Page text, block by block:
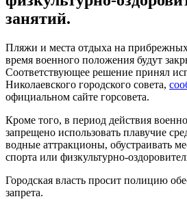
занятий.
Пляжи и места отдыха на
время военного положения будут
Соответствующее решение принял
Николаевского городского совета,
официальном сайте горсовета.
Кроме того, в период действия
запрещено использовать плавучие
водные аттракционы, обустраивать
спорта или физкультурно-
Городская власть просит полицию
запрета.